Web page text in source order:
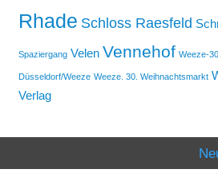
Rhade Schloss Raesfeld
Spaziergang Velen Vennehof Weeze-
Düsseldorf/Weeze Weeze. 30. Weihnachtsmarkt
Verlag